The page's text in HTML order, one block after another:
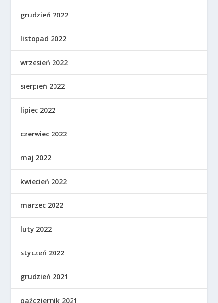
grudzień 2022
listopad 2022
wrzesień 2022
sierpień 2022
lipiec 2022
czerwiec 2022
maj 2022
kwiecień 2022
marzec 2022
luty 2022
styczeń 2022
grudzień 2021
październik 2021